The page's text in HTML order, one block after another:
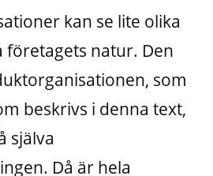
kan se lite olika
företagets natur. Den
som
beskrivs i denna text,
själva
Då är hela